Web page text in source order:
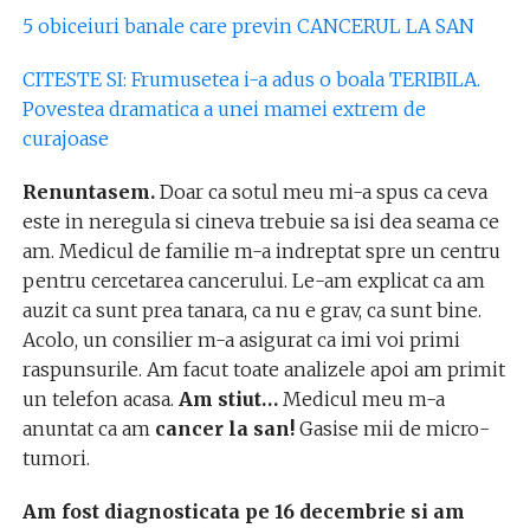
5 obiceiuri banale care previn CANCERUL LA SAN
CITESTE SI: Frumusetea i-a adus o boala TERIBILA.
Povestea dramatica a unei mamei extrem de
curajoase
Renuntasem.Doar ca sotul meu mi-a spus ca ceva
este in neregula si cineva trebuie sa isi dea seama ce
am. Medicul de familie m-a indreptat spre un centru
pentru cercetarea cancerului. Le-am explicat ca am
auzit ca sunt prea tanara, ca nu e grav, ca sunt bine.
Acolo, un consilier m-a asigurat ca imi voi primi
raspunsurile. Am facut toate analizele apoi am primit
un telefon acasa. Am stiut…Medicul meu m-a
anuntat ca am cancer la san!Gasise mii de micro-
tumori.
Am fost diagnosticata pe 16 decembrie si am